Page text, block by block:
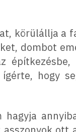
körülállja a
dombot
hogy
hagyja